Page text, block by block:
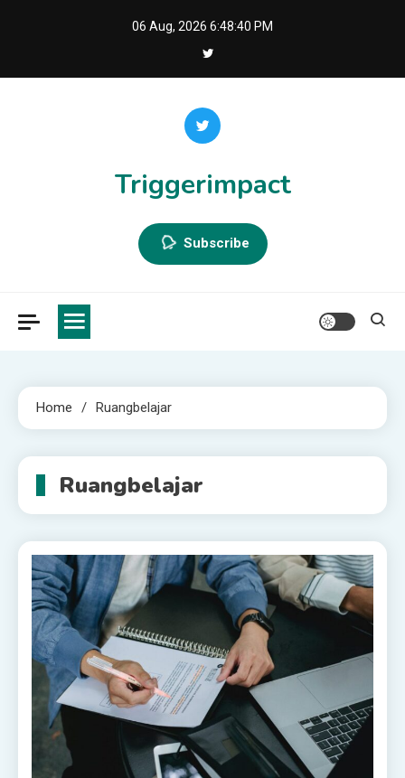
06 Aug, 2026 6:48:41 PM
Triggerimpact
Subscribe
Home Ruangbelajar
Ruangbelajar